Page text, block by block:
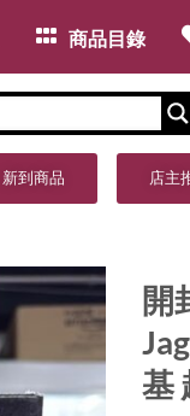
商品目錄
新到商品 店主
開
基